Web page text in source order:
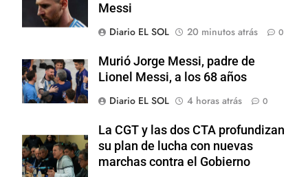
Messi
Diario EL SOL
20 minutos atrás 0
Murió Jorge Messi, padre de
Lionel Messi, a los 68 años
Diario EL SOL
4 horas atrás 0
La CGT y las dos CTA profundizan
su plan de lucha con nuevas
marchas contra el Gobierno